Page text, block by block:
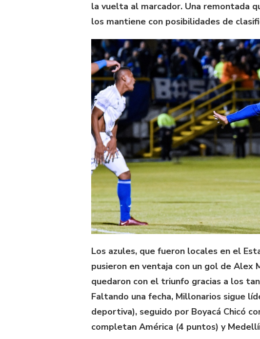
la vuelta al marcador. Una remontada
los mantiene con posibilidades de
Los azules, que fueron locales en el
pusieron en ventaja con un gol de Alex
quedaron con el triunfo gracias a los
Faltando una fecha, Millonarios sigue
deportiva), seguido por Boyacá Chicó
completan América (4 puntos) y